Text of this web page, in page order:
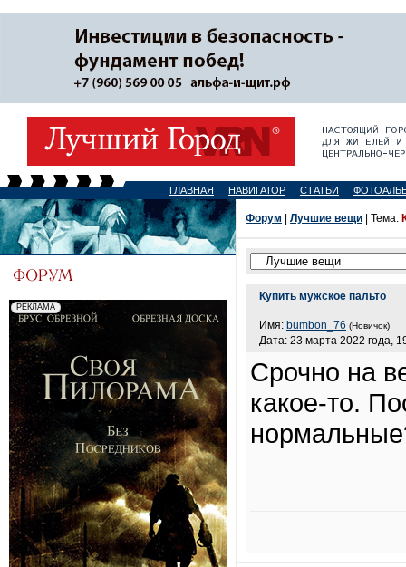
ГЛАВНАЯ НАВИГАТОР СТАТЬИ
Форум Лучшие вещи | Тема:
Купить мужское пальто
Имя: bumbon_76 (Новичок)
Дата: 23 марта 2022 года,
Срочно на
какое-то.